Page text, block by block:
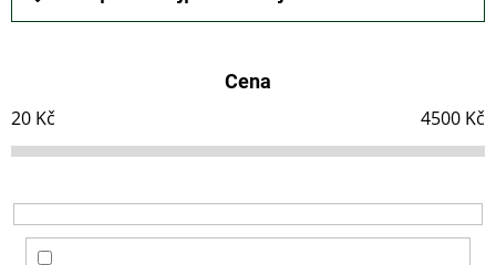
í
p
o
d
Cena
20 Kč 4500 Kč